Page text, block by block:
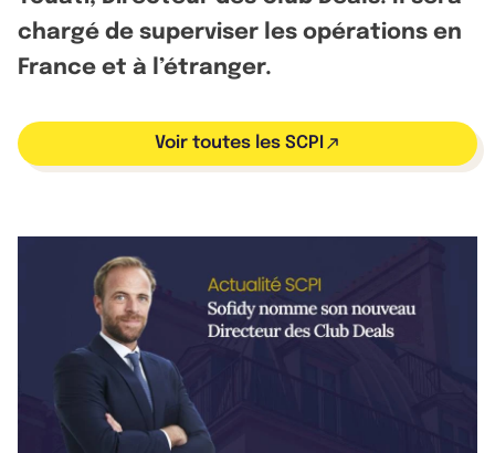
chargé de superviser les opérations en
France et à l’étranger.
Voir toutes les SCPI